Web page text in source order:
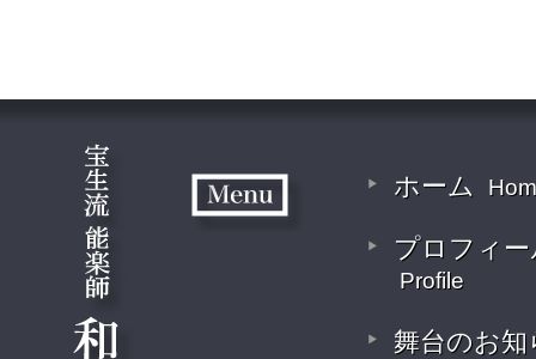
ホーム
プロフィー
Profile
舞台のお知